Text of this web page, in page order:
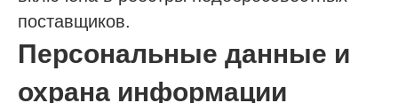
поставщиков.
Персональные данные и
охрана информации